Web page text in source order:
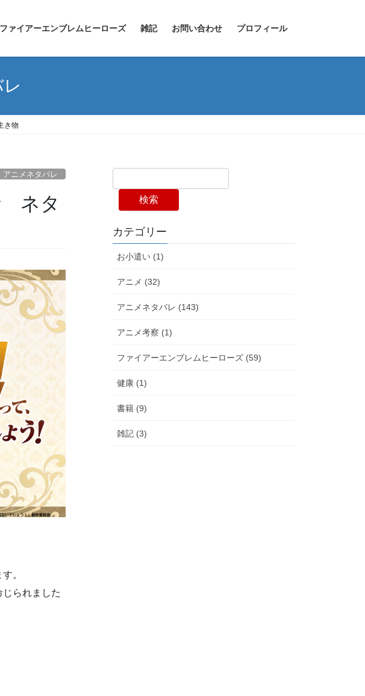
ファイアーエンブレムヒーローズ 雑記 お問い合わせ プロフィール
き物
アニメネタバレ
ネタ
。
られました
検索
カテゴリー
お小遣い (1)
アニメ (32)
アニメネタバレ (143)
アニメ考察 (1)
ファイアーエンブレムヒーローズ (59)
健康 (1)
書籍 (9)
雑記 (3)